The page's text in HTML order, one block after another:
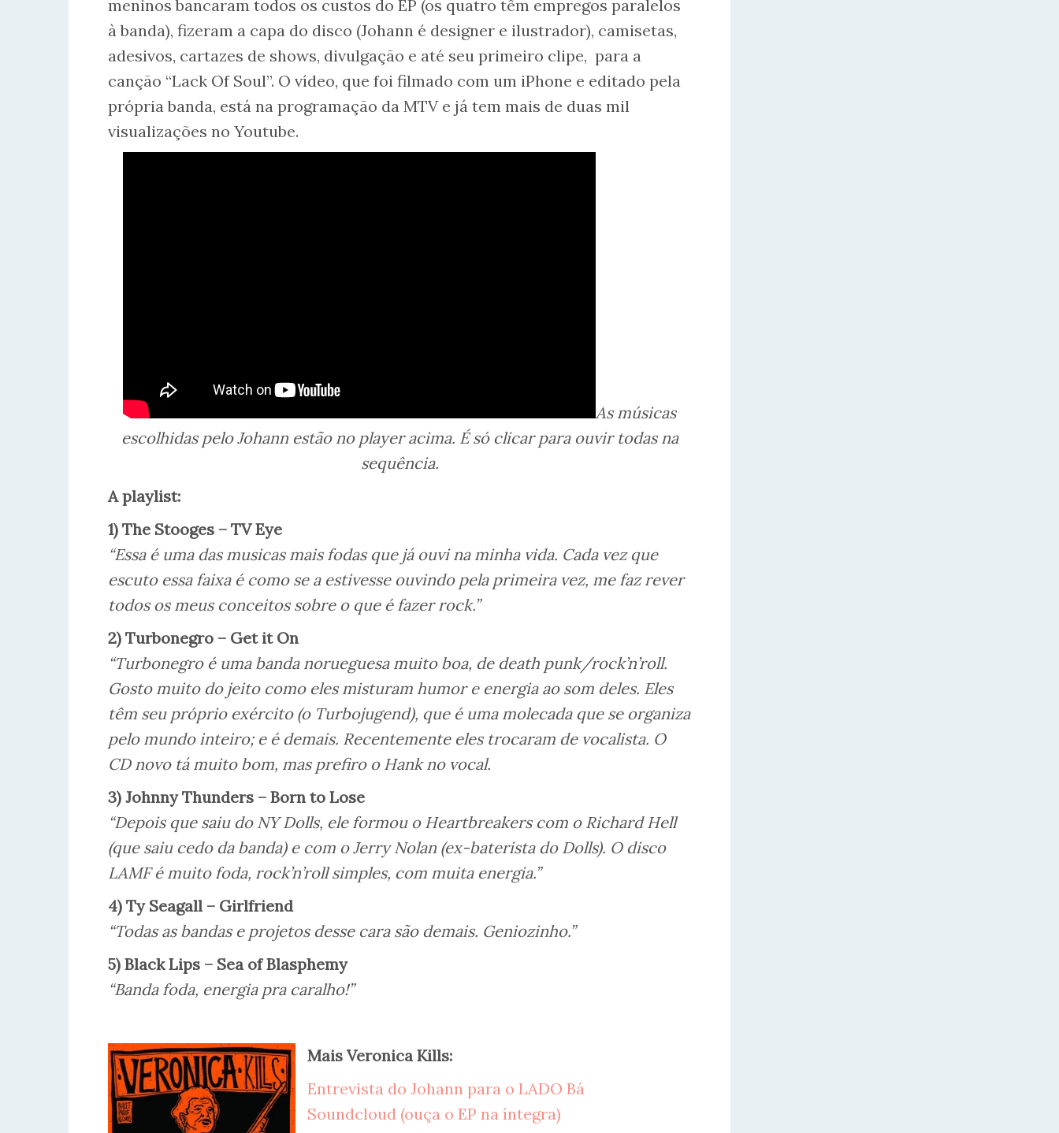
meninos bancaram todos os custos do EP (os quatro têm empregos paralelos
à banda), fizeram a capa do disco (Johann é designer e ilustrador), camisetas,
adesivos, cartazes de shows, divulgação e até seu primeiro clipe, para a
canção “Lack Of Soul”. O vídeo, que foi filmado com um iPhone e editado pela
própria banda, está na programação da MTV e já tem mais de duas mil
visualizações no Youtube.
As músicas
escolhidas pelo Johann estão no player acima. É só clicar para ouvir todas na
sequência.
A playlist:
1) The Stooges – TV Eye
“Essa é uma das musicas mais fodas que já ouvi na minha vida. Cada vez que
escuto essa faixa é como se a estivesse ouvindo pela primeira vez, me faz rever
todos os meus conceitos sobre o que é fazer rock.”
2) Turbonegro – Get it On
“Turbonegro é uma banda norueguesa muito boa, de death punk/rock’n’roll.
Gosto muito do jeito como eles misturam humor e energia ao som deles. Eles
têm seu próprio exército (o Turbojugend), que é uma molecada que se organiza
pelo mundo inteiro; e é demais. Recentemente eles trocaram de vocalista. O
CD novo tá muito bom, mas prefiro o Hank no vocal.
3) Johnny Thunders – Born to Lose
“Depois que saiu do NY Dolls, ele formou o Heartbreakers com o Richard Hell
(que saiu cedo da banda) e com o Jerry Nolan (ex-baterista do Dolls). O disco
LAMF é muito foda, rock’n’roll simples, com muita energia.”
4) Ty Seagall – Girlfriend
“Todas as bandas e projetos desse cara são demais. Geniozinho.”
5) Black Lips – Sea of Blasphemy
“Banda foda, energia pra caralho!”
Mais Veronica Kills:
Entrevista do Johann para o LADO Bá
Soundcloud (ouça o EP na íntegra)